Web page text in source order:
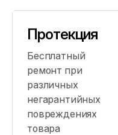
Протекция
Бесплатный
ремонт при
различных
негарантийных
повреждениях
товара